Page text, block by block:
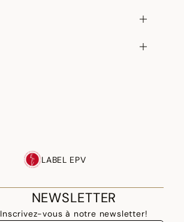
LABEL EPV
NEWSLETTER
Inscrivez-vous à notre newsletter!